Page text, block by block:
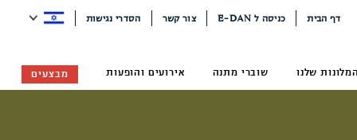
דף הבית כניסה ל E-DAN צור קשר הסדרי נגישות
שלנו שוברי מתנה אירועים והופעות מבצעים